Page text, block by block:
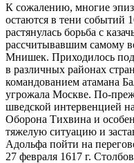
К сожалению, многие
остаются в тени событий
растянулась борьба с
рассчитывавшим самому
Мнишек. Приходилось
в различных районах
командованием атамана
угрожала Москве. По-
шведской интервенцией
Оборона Тихвина и
тяжелую ситуацию и
Адольфа пойти на
27 февраля 1617 г.